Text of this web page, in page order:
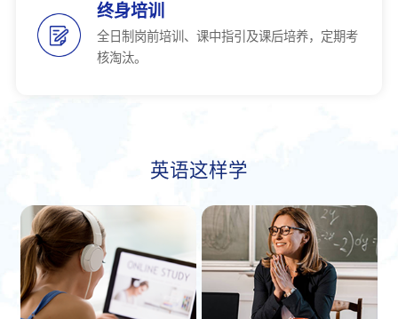
终身培训
全日制岗前培训、课中指引及课后培养，定期考
核淘汰。
英语这样学